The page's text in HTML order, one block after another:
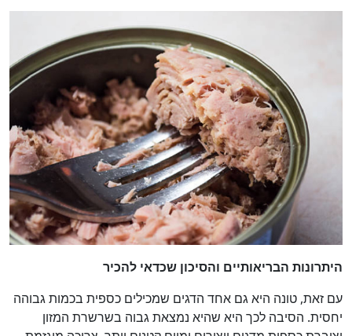
היתרונות הבריאותיים והסיכון שכדאי להכיר
עם זאת, טונה היא גם אחד הדגים שמכילים כספית בכמות גבוהה
יחסית. הסיבה לכך היא שהיא נמצאת גבוה בשרשרת המזון